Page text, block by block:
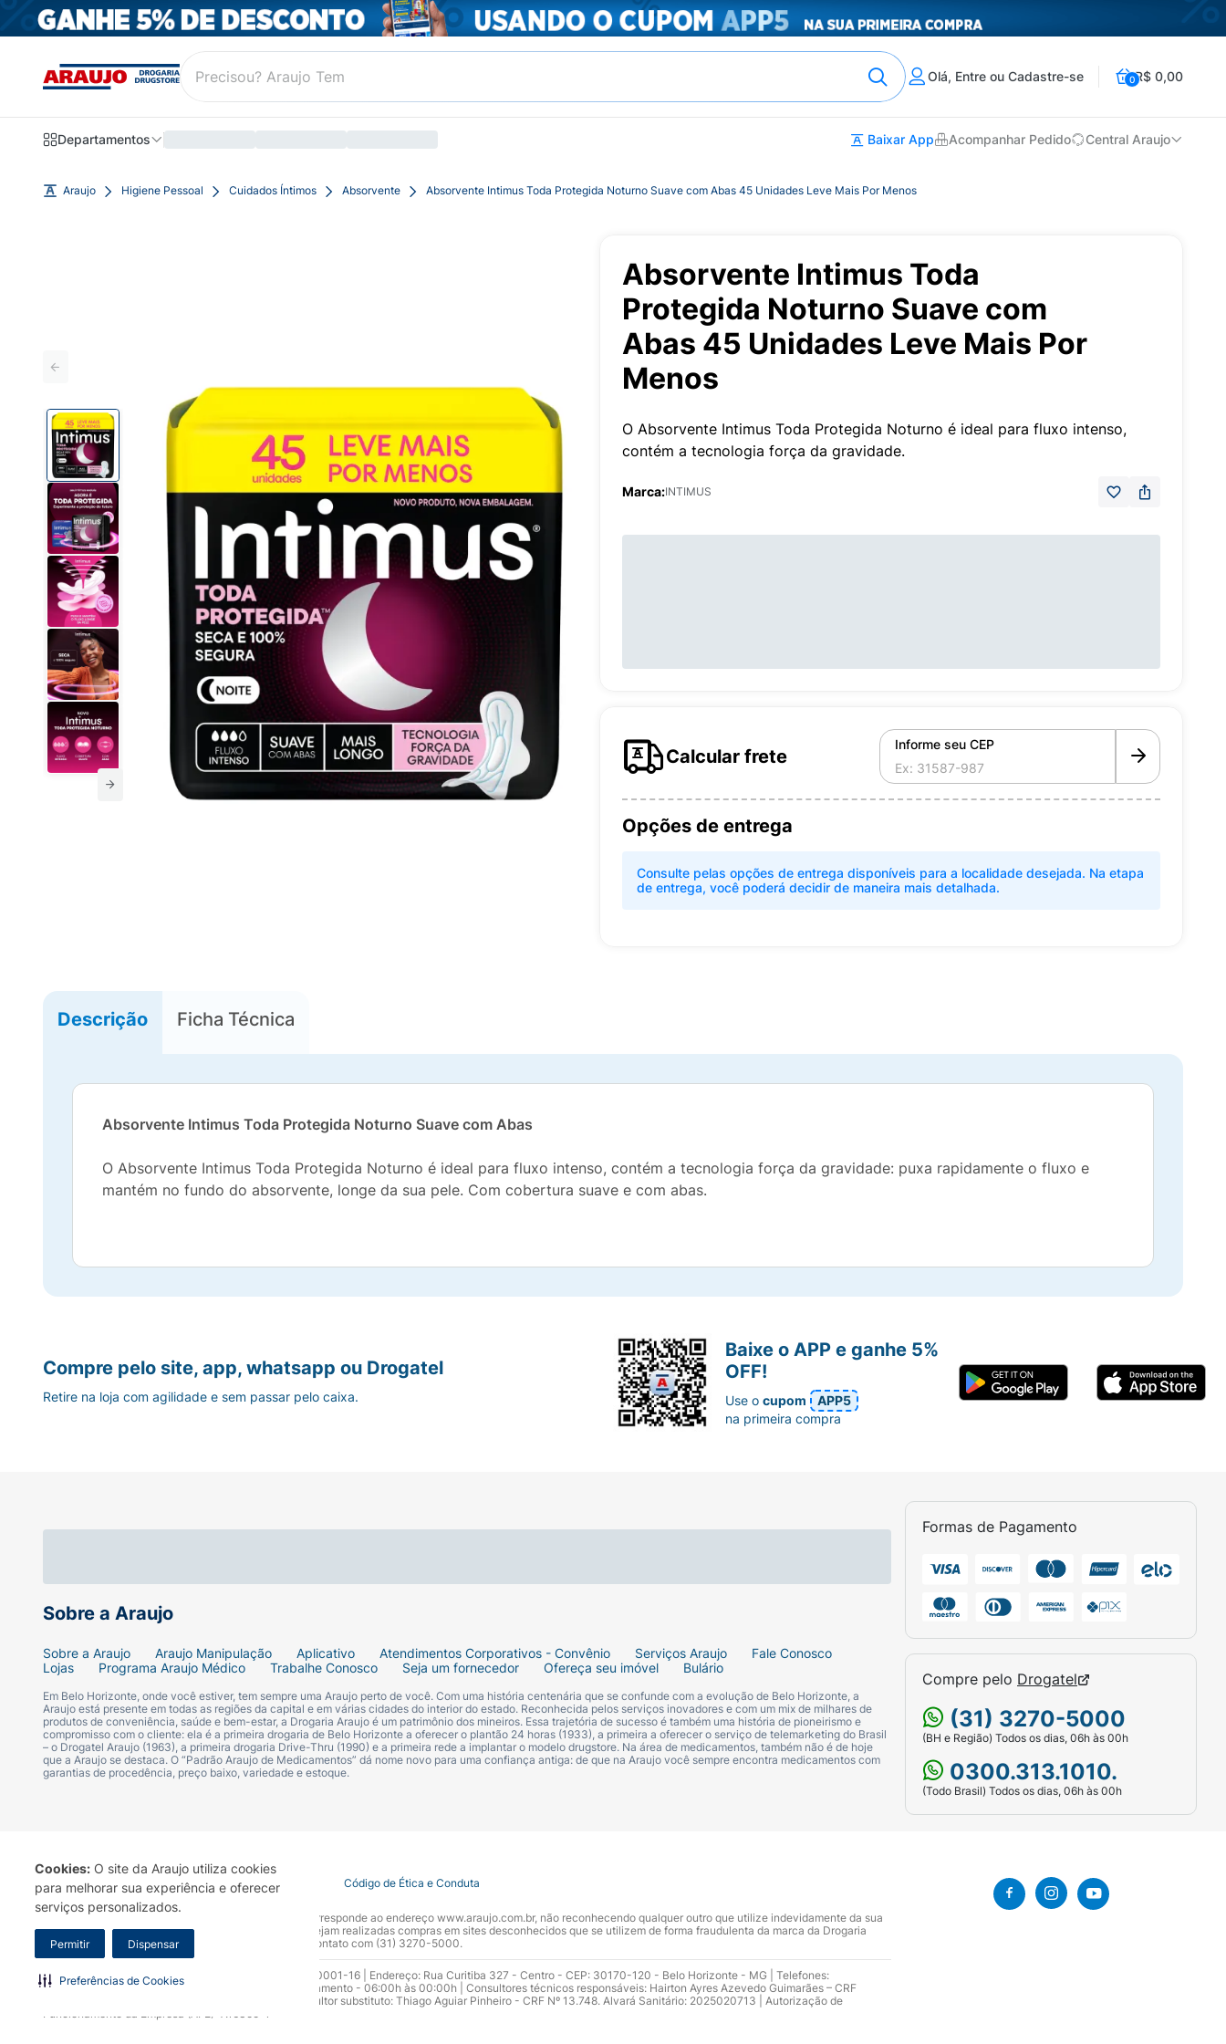
Cookies: O site da Araujo utiliza cookies
para melhorar sua experiência e oferecer
serviços personalizados.
Permitir Dispensar
Preferências de Cookies
Olá, Entre ou Cadastre-se 0R$ 0,00
Departamentos Baixar App Acompanhar Pedido Central Araujo
Araujo Higiene Pessoal Cuidados Íntimos Absorvente Absorvente Intimus Toda Protegida Noturno Suave com Abas 45 Unidades Leve Mais Por Menos
Absorvente Intimus Toda
Protegida Noturno Suave com
Abas 45 Unidades Leve Mais Por
Menos
O Absorvente Intimus Toda Protegida Noturno é ideal para fluxo intenso,
contém a tecnologia força da gravidade.
Marca:INTIMUS
Calcular frete
Informe seu CEP
Opções de entrega
Consulte pelas opções de entrega disponíveis para a localidade desejada. Na etapa
de entrega, você poderá decidir de maneira mais detalhada.
Descrição Ficha Técnica
Absorvente Intimus Toda Protegida Noturno Suave com Abas
O Absorvente Intimus Toda Protegida Noturno é ideal para fluxo intenso, contém a tecnologia força da gravidade: puxa rapidamente o fluxo e
mantém no fundo do absorvente, longe da sua pele. Com cobertura suave e com abas.
Sobre a Araujo
Sobre a Araujo Araujo Manipulação Aplicativo Atendimentos Corporativos - Convênio Serviços Araujo
Fale Conosco
Lojas
Programa Araujo Médico Trabalhe Conosco Seja um fornecedor Ofereça seu imóvel Bulário
Em Belo Horizonte, onde você estiver, tem sempre uma Araujo perto de você. Com uma história centenária que se confunde com a evolução de Belo Horizonte, a
Araujo está presente em todas as regiões da capital e em várias cidades do interior do estado. Reconhecida pelos serviços inovadores e com um mix de milhares de
produtos de conveniência, saúde e bem-estar, a Drogaria Araujo é um patrimônio dos mineiros. Essa trajetória de sucesso é também uma história de pioneirismo e
compromisso com o cliente: ela é a primeira drogaria de Belo Horizonte a oferecer o plantão 24 horas (1933), a primeira a oferecer o serviço de telemarketing do Brasil
– o Drogatel Araujo (1963), a primeira drogaria Drive-Thru (1990) e a primeira rede a implantar o modelo drugstore. Na área de medicamentos, também não é de hoje
que a Araujo se destaca. O “Padrão Araujo de Medicamentos” dá nome novo para uma confiança antiga: de que na Araujo você sempre encontra medicamentos com
garantias de procedência, preço baixo, variedade e estoque.
Formas de Pagamento
Compre pelo Drogatel
(31) 3270-5000
(BH e Região) Todos os dias, 06h às 00h
0300.313.1010.
(Todo Brasil) Todos os dias, 06h às 00h
Compre pelo site, app, whatsapp ou Drogatel
Retire na loja com agilidade e sem passar pelo caixa.
Baixe o APP e ganhe 5%
OFF!
Use ocupom
APP5
na primeira compra
Termo de Uso Portal da Privacidade Covid-19 Código de Ética e Conduta
A Drogaria Araujo S/A informa que o seu site oficial corresponde ao endereço www.araujo.com.br, não reconhecendo qualquer outro que utilize indevidamente da sua
marca. Para sua segurança recomendamos que não sejam realizadas compras em sites desconhecidos que se utilizem de forma fraudulenta da marca da Drogaria
Araujo S.A. Em caso de dúvidas, gentileza entrar em contato com (31) 3270-5000.
Razão Social: Drogaria Araujo S.A | CNPJ: 17.256.512.0001-16 | Endereço: Rua Curitiba 327 - Centro - CEP: 30170-120 - Belo Horizonte - MG | Telefones:
0300.313.1010 e (31) 3270-5000 Horário de funcionamento - 06:00h às 00:00h | Consultores técnicos responsáveis: Hairton Ayres Azevedo Guimarães – CRF
10.965 | Yasmin Silva Alvarenga – CRF 52.584 - Consultor substituto: Thiago Aguiar Pinheiro - CRF Nº 13.748. Alvará Sanitário: 2025020713 | Autorização de
Funcionamento da Empresa (AFE): 7.16355-1